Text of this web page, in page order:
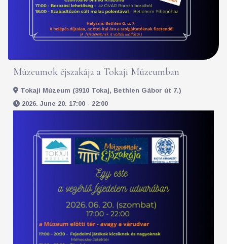
Múzeumok éjszakája a Tokaji Múzeumban
Tokaji Múzeum (3910 Tokaj, Bethlen Gábor út 7.)
2026. June 20. 17:00 - 22:00